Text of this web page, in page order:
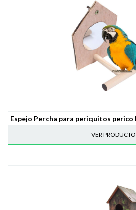
VER PRODUCTO